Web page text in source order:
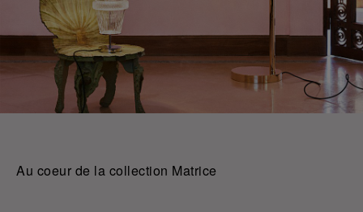
Au coeur de la collection Matrice